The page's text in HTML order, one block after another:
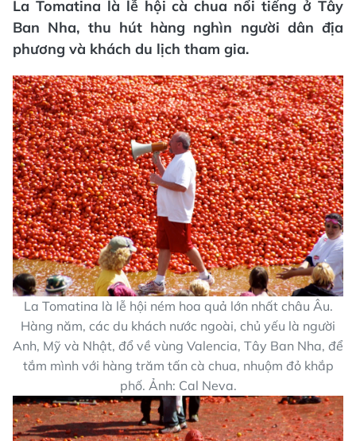
La Tomatina là lễ hội cà chua nổi tiếng ở Tây
Ban Nha, thu hút hàng nghìn người dân địa
phương và khách du lịch tham gia.
La Tomatina là lễ hội ném hoa quả lớn nhất châu Âu.
Hàng năm, các du khách nước ngoài, chủ yếu là người
Anh, Mỹ và Nhật, đổ về vùng Valencia, Tây Ban Nha, để
tắm mình với hàng trăm tấn cà chua, nhuộm đỏ khắp
phố. Ảnh: Cal Neva.